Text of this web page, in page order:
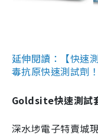
延伸閱讀：【快速
毒抗原快速測試劑
Goldsite快速測試
深水埗電子特賣城